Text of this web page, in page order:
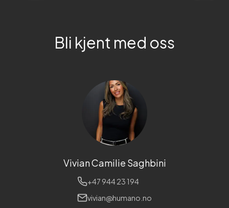
Bli kjent med oss
Vivian Camilie Saghbini
+47 944 23 194
vivian@humano.no